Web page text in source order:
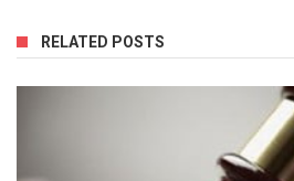
RELATED POSTS